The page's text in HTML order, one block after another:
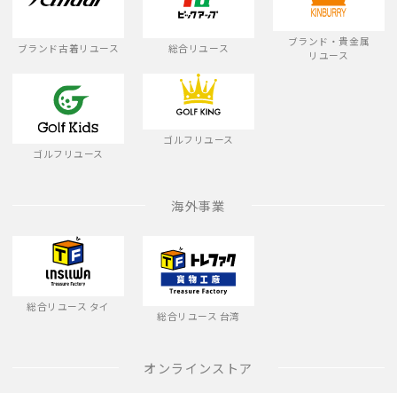
ブランド古着リユース 総合リユース
ブランド・貴金属
リユース
ゴルフリユース
ゴルフリユース
海外事業
総合リユース タイ
総合リユース 台湾
オンラインストア